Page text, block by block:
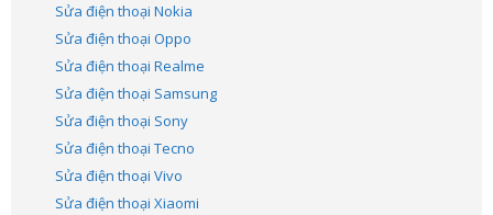
Sửa điện thoại Nokia
Sửa điện thoại Oppo
Sửa điện thoại Realme
Sửa điện thoại Samsung
Sửa điện thoại Sony
Sửa điện thoại Tecno
Sửa điện thoại Vivo
Sửa điện thoại Xiaomi